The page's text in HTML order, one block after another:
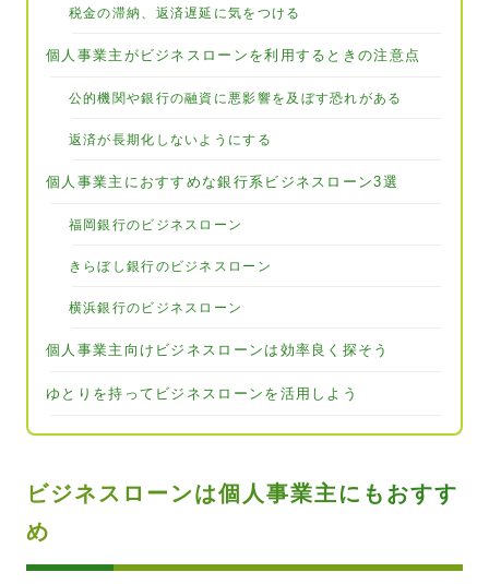
税金の滞納、返済遅延に気をつける
個人事業主がビジネスローンを利用するときの注意点
公的機関や銀行の融資に悪影響を及ぼす恐れがある
返済が長期化しないようにする
個人事業主におすすめな銀行系ビジネスローン3選
福岡銀行のビジネスローン
きらぼし銀行のビジネスローン
横浜銀行のビジネスローン
個人事業主向けビジネスローンは効率良く探そう
ゆとりを持ってビジネスローンを活用しよう
ビジネスローンは個人事業主にもおすす
め